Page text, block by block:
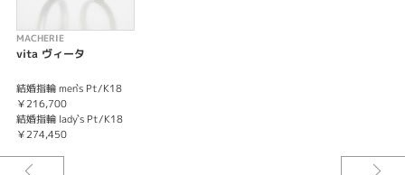
MACHERIE
vita ヴィータ
結婚指輪 men`s Pt/K18
￥216,700
結婚指輪 lady`s Pt/K18
￥274,450